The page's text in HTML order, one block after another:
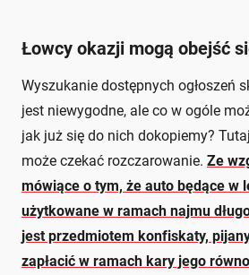
Łowcy okazji mogą obejść
Wyszukanie dostępnych ogłoszeń
jest niewygodne, ale co w ogóle
jak już się do nich dokopiemy?
może czekać rozczarowanie. Ze
mówiące o tym, że auto będące w
użytkowane w ramach najmu
jest przedmiotem konfiskaty,
zapłacić w ramach kary jego